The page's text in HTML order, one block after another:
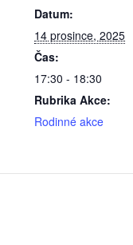
Datum:
14 prosince, 2025
Čas:
17:30 - 18:30
Rubrika Akce:
Rodinné akce